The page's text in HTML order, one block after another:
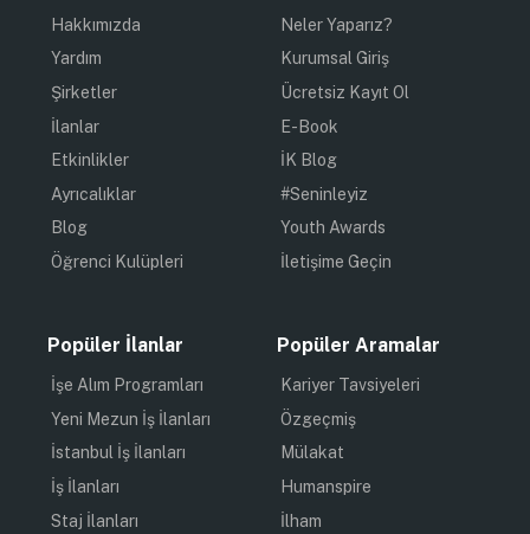
Hakkımızda
Yardım
Şirketler
İlanlar
Etkinlikler
Ayrıcalıklar
Blog
Öğrenci Kulüpleri
Neler Yaparız?
Kurumsal Giriş
Ücretsiz Kayıt Ol
E-Book
İK Blog
#Seninleyiz
Youth Awards
İletişime Geçin
Popüler İlanlar
İşe Alım Programları
Yeni Mezun İş İlanları
İstanbul İş İlanları
İş İlanları
Staj İlanları
Popüler Aramalar
Kariyer Tavsiyeleri
Özgeçmiş
Mülakat
Humanspire
İlham